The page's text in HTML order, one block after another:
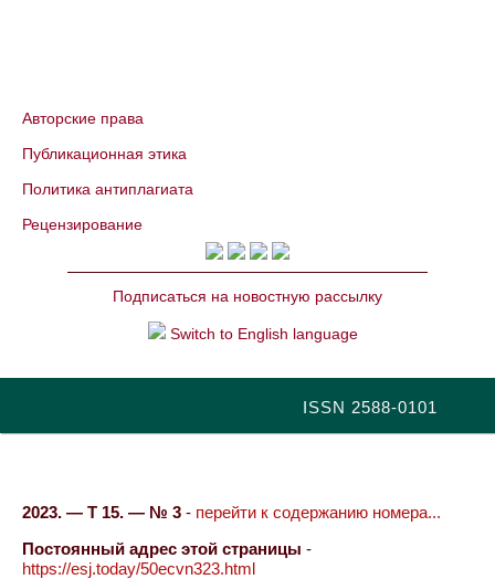
Авторские права
Публикационная этика
Политика антиплагиата
Рецензирование
Подписаться на новостную рассылку
Switch to English language
ISSN 2588-0101
2023. — Т 15. — № 3 - перейти к содержанию номера...
Постоянный адрес этой страницы -
https://esj.today/50ecvn323.html